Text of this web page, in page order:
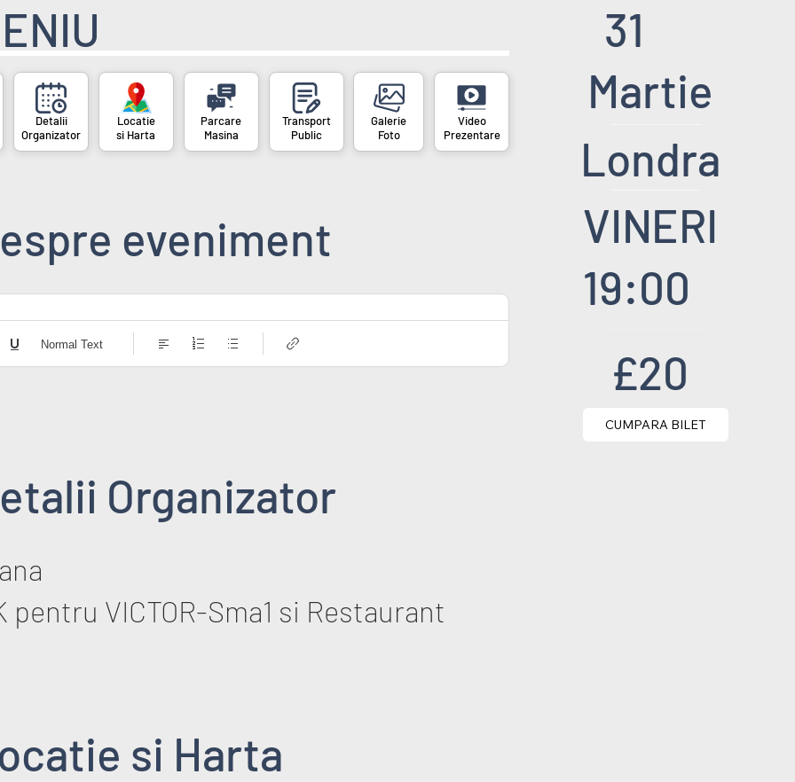
Organizator
si Harta
Masina
Public
Galerie
Foto
Prezentare
eveniment
Normal Text
Organizator
pentru VICTOR-Sma1 si Restaurant
si Harta
31
Martie
Londra
VINERI
19:00
£20
CUMPARA BILET